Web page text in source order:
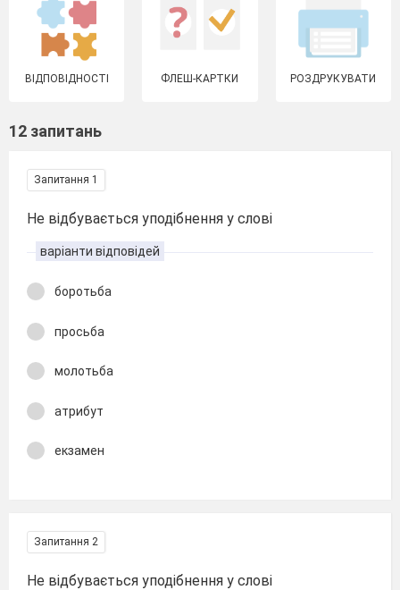
ВІДПОВІДНОСТІ ФЛЕШ-КАРТКИ РОЗДРУКУВАТИ
12 запитань
Запитання 1
Не відбувається уподібнення у слові
варіанти відповідей
боротьба
просьба
молотьба
атрибут
екзамен
Запитання 2
Не відбувається уподібнення у слові